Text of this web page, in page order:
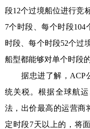
段12个过境船位进行竞
7个时段、每个时段104
时段、每个时段52个过
船型都能够对单个时段
据忠进了解，ACP公
统关税。根据全球航
法，出价最高的运营商
定时段7天以上的，将